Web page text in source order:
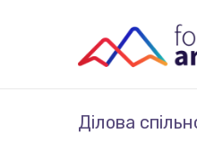
Ділова